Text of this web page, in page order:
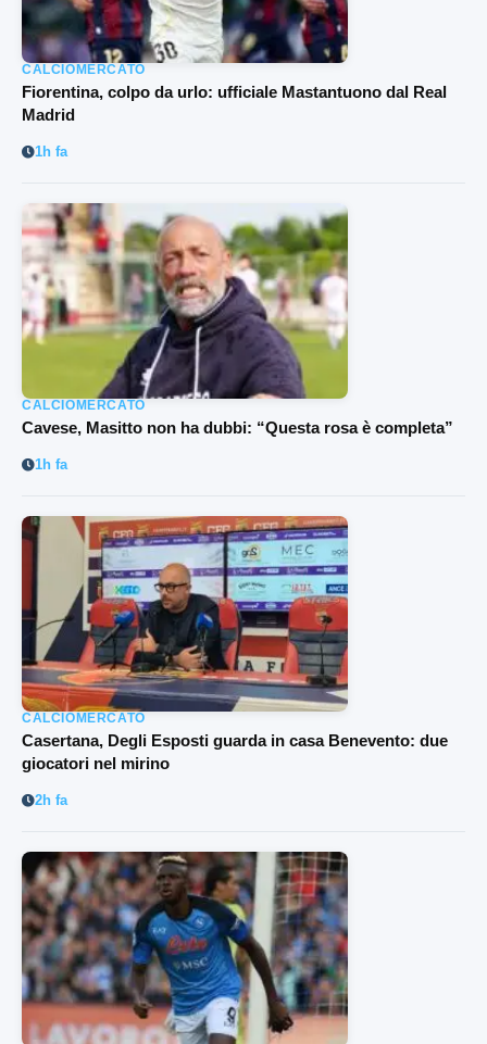
CALCIOMERCATO
Fiorentina, colpo da urlo: ufficiale Mastantuono dal Real
Madrid
1h fa
CALCIOMERCATO
Cavese, Masitto non ha dubbi: “Questa rosa è completa”
1h fa
CALCIOMERCATO
Casertana, Degli Esposti guarda in casa Benevento: due
giocatori nel mirino
2h fa